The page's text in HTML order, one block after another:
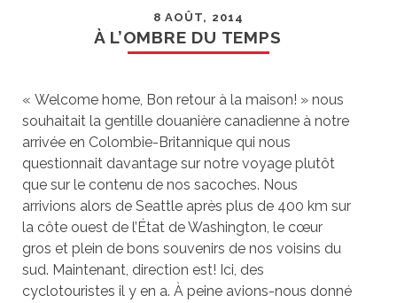
8 AOÛT, 2014
À L’OMBRE DU TEMPS
« Welcome home, Bon retour à la maison! » nous
souhaitait la gentille douanière canadienne à notre
arrivée en Colombie-Britannique qui nous
questionnait davantage sur notre voyage plutôt
que sur le contenu de nos sacoches. Nous
arrivions alors de Seattle après plus de 400 km sur
la côte ouest de l’État de Washington, le cœur
gros et plein de bons souvenirs de nos voisins du
sud. Maintenant, direction est! Ici, des
cyclotouristes il y en a. À peine avions-nous donné